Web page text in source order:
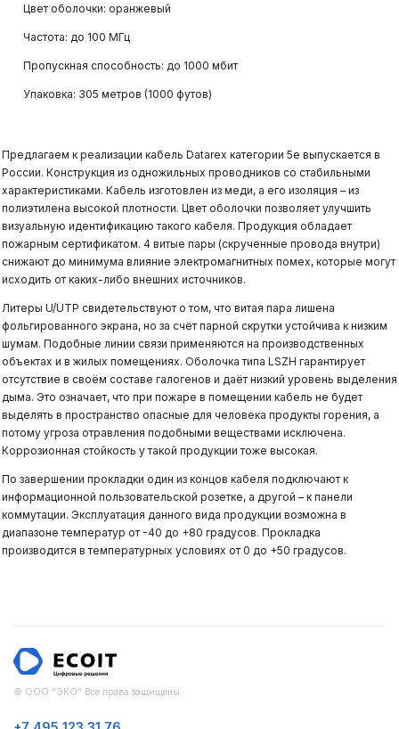
Цвет оболочки: оранжевый
Частота: до 100 МГц
Пропускная способность: до 1000 мбит
Упаковка: 305 метров (1000 футов)
Предлагаем к реализации кабель Datarex категории 5е выпускается в
России. Конструкция из одножильных проводников со стабильными
характеристиками. Кабель изготовлен из меди, а его изоляция – из
полиэтилена высокой плотности. Цвет оболочки позволяет улучшить
визуальную идентификацию такого кабеля. Продукция обладает
пожарным сертификатом. 4 витые пары (скрученные провода внутри)
снижают до минимума влияние электромагнитных помех, которые могут
исходить от каких-либо внешних источников.
Литеры U/UTP свидетельствуют о том, что витая пара лишена
фольгированного экрана, но за счёт парной скрутки устойчива к низким
шумам. Подобные линии связи применяются на производственных
объектах и в жилых помещениях. Оболочка типа LSZH гарантирует
отсутствие в своём составе галогенов и даёт низкий уровень выделения
дыма. Это означает, что при пожаре в помещении кабель не будет
выделять в пространство опасные для человека продукты горения, а
потому угроза отравления подобными веществами исключена.
Коррозионная стойкость у такой продукции тоже высокая.
По завершении прокладки один из концов кабеля подключают к
информационной пользовательской розетке, а другой – к панели
коммутации. Эксплуатация данного вида продукции возможна в
диапазоне температур от -40 до +80 градусов. Прокладка
производится в температурных условиях от 0 до +50 градусов.
© ООО "ЭКО" Все права защищены